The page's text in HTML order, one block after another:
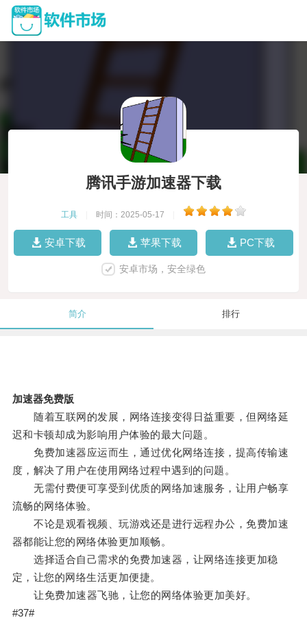
腾讯手游加速器下载
工具 时间：2025-05-17
安卓下载 苹果下载 PC下载
安卓市场，安全绿色
简介 排行
加速器免费版
随着互联网的发展，网络连接变得日益重要，但网络延
迟和卡顿却成为影响用户体验的最大问题。
免费加速器应运而生，通过优化网络连接，提高传输速
度，解决了用户在使用网络过程中遇到的问题。
无需付费便可享受到优质的网络加速服务，让用户畅享
流畅的网络体验。
不论是观看视频、玩游戏还是进行远程办公，免费加速
器都能让您的网络体验更加顺畅。
选择适合自己需求的免费加速器，让网络连接更加稳
定，让您的网络生活更加便捷。
让免费加速器飞驰，让您的网络体验更加美好。
#37#